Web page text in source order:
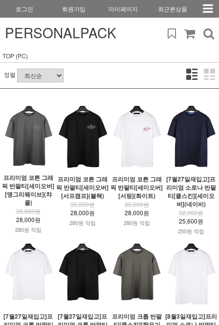
로그인 회원가입 마이페이지 최근본상품
PERSONALPACK
TOP (PC)
정렬
프리미엄 코튼 그래
픽 반팔티[세미오버]
[앵그리웨이브](챠
콜)
35,000원
28,000원
280원 적립
프리미엄 코튼 그래
픽 반팔티[세미오버]
[서프캠프](블랙)
35,000원
28,000원
280원 적립
프리미엄 코튼 그래
픽 반팔티[세미오버]
[서핑](화이트)
35,000원
28,000원
280원 적립
[7월27일재입고]프
리미엄 소로나 반팔
티[쿨스킨][세미오
버](네이비)
32,000원
25,600원
250원 적립
[7월27일재입고]프 [7월27일재입고]프
프리미엄 크롭 반팔 [8월3일재입고]프리